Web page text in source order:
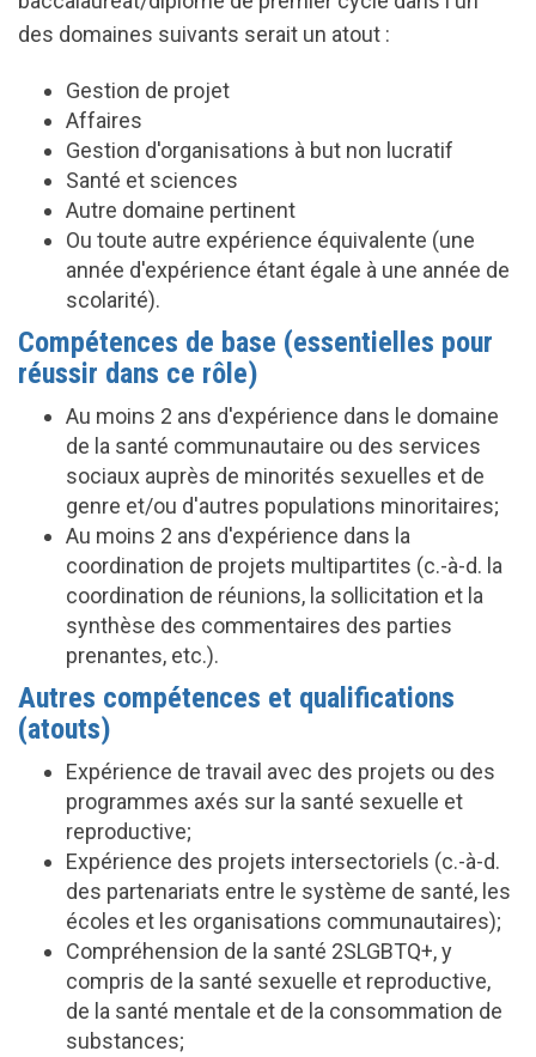
des domaines suivants serait un atout :
Gestion de projet
Affaires
Gestion d'organisations à but non lucratif
Santé et sciences
Autre domaine pertinent
Ou toute autre expérience équivalente (une
année d'expérience étant égale à une année de
scolarité).
Compétences de base (essentielles pour
réussir dans ce rôle)
Au moins 2 ans d'expérience dans le domaine
de la santé communautaire ou des services
sociaux auprès de minorités sexuelles et de
genre et/ou d'autres populations minoritaires;
Au moins 2 ans d'expérience dans la
coordination de projets multipartites (c.-à-d. la
coordination de réunions, la sollicitation et la
synthèse des commentaires des parties
prenantes, etc.).
Autres compétences et qualifications
(atouts)
Expérience de travail avec des projets ou des
programmes axés sur la santé sexuelle et
reproductive;
Expérience des projets intersectoriels (c.-à-d.
des partenariats entre le système de santé, les
écoles et les organisations communautaires);
Compréhension de la santé 2SLGBTQ+, y
compris de la santé sexuelle et reproductive,
de la santé mentale et de la consommation de
substances;